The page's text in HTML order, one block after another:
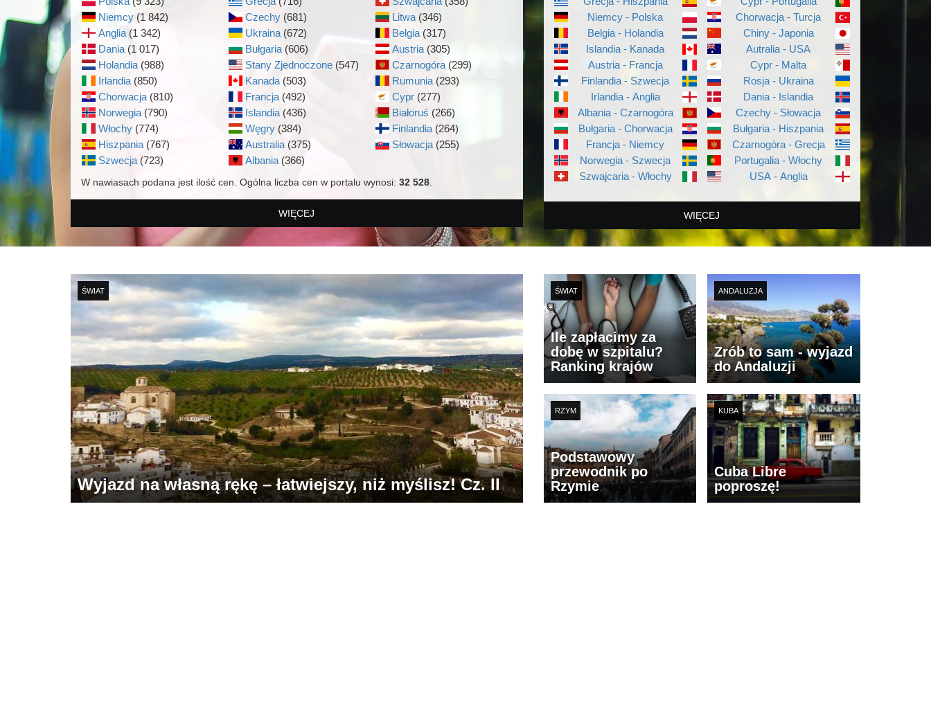
Niemcy (1 842)
Anglia (1 342)
Dania (1 017)
Holandia (988)
Irlandia (850)
Chorwacja (810)
Norwegia (790)
Włochy (774)
Hiszpania (767)
Szwecja (723)
Czechy (681)
Ukraina (672)
Bułgaria (606)
Stany Zjednoczone (547)
Kanada (503)
Francja (492)
Islandia (436)
Węgry (384)
Australia (375)
Albania (366)
Litwa (346)
Belgia (317)
Austria (305)
Czarnogóra (299)
Rumunia (293)
Cypr (277)
Białoruś (266)
Finlandia (264)
Słowacja (255)
W nawiasach podana jest ilość cen. Ogólna liczba cen w portalu wynosi: 32 528
WIĘCEJ
Niemcy - Polska
Belgia - Holandia
Islandia - Kanada
Austria - Francja
Finlandia - Szwecja
Irlandia - Anglia
Albania - Czarnogóra
Bułgaria - Chorwacja
Francja - Niemcy
Norwegia - Szwecja
Szwajcaria - Włochy
Chorwacja - Turcja
Chiny - Japonia
Autralia - USA
Cypr - Malta
Rosja - Ukraina
Dania - Islandia
Czechy - Słowacja
Bułgaria - Hiszpania
Czarnogóra - Grecja
Portugalia - Włochy
USA - Anglia
WIĘCEJ
ŚWIAT
Wyjazd na własną rękę – łatwiejszy, niż myślisz! Cz. II
ŚWIAT
Ile zapłacimy za
dobę w szpitalu?
Ranking krajów
ANDALUZJA
Zrób to sam - wyjazd
do Andaluzji
RZYM
Podstawowy
przewodnik po
Rzymie
KUBA
Cuba Libre
poproszę!